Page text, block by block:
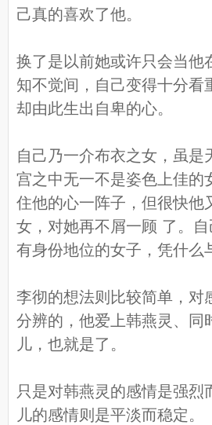
己真的喜欢了他。
换了是以前她或许只会当他
知不觉间，自己变得十分看
却由此生出自卑的心。
自己乃一介布衣之女，虽是
宫之中无一不是姿色上佳的
住他的心一阵子，但很快他
女，对她再不屑一顾 了。
有身份地位的女子，凭什么
李彻的想法则比较简单，对
分辨的，他爱上韩燕灵、同
儿，也就是了。
只是对韩燕灵的感情是强烈
儿的感情则是平淡而稳定。